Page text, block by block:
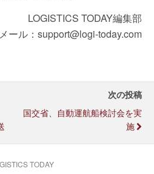
LOGISTICS TODAY編集部
メール：support@logi-today.com
次の投稿
国交省、自動運航船検討会を実
施
TODAY